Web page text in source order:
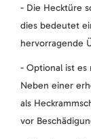
- Die Hecktüre
dies bedeutet
hervorragende
- Optional ist es
Neben einer
als
vor